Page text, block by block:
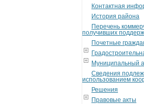
Контактная
История района
Перечень
получивших
Почетные
Муниципальный
Сведения
использованием
Решения
Правовые акты